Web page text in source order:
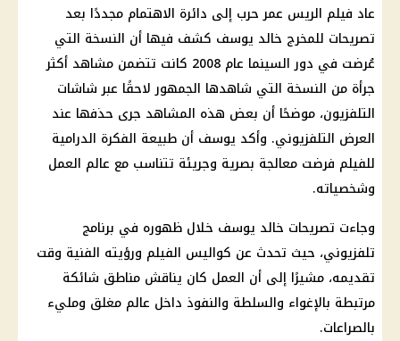
عاد فيلم الريس عمر حرب إلى دائرة الاهتمام مجددًا بعد
تصريحات للمخرج خالد يوسف كشف فيها أن النسخة التي
عُرضت في دور السينما عام 2008 كانت تتضمن مشاهد أكثر
جرأة من النسخة التي شاهدها الجمهور لاحقًا عبر شاشات
التلفزيون، موضحًا أن بعض هذه المشاهد جرى حذفها عند
العرض التلفزيوني. وأكد يوسف أن طبيعة الفكرة الدرامية
للفيلم فرضت معالجة بصرية وجريئة تتناسب مع عالم العمل
وشخصياته.
وجاءت تصريحات خالد يوسف خلال ظهوره في برنامج
تلفزيوني، حيث تحدث عن كواليس الفيلم ورؤيته الفنية وقت
تقديمه، مشيرًا إلى أن العمل كان يناقش مناطق شائكة
مرتبطة بالإغواء والسلطة والنفوذ داخل عالم مغلق ومليء
بالصراعات.